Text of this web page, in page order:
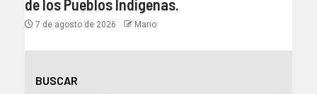
de los Pueblos Indígenas.
7 de agosto de 2026 Mario
BUSCAR